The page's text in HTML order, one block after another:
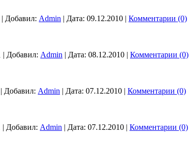
| Добавил: Admin | Дата: 09.12.2010 | Комментарии (0)
| Добавил: Admin | Дата: 08.12.2010 | Комментарии (0)
| Добавил: Admin | Дата: 07.12.2010 | Комментарии (0)
| Добавил: Admin | Дата: 07.12.2010 | Комментарии (0)